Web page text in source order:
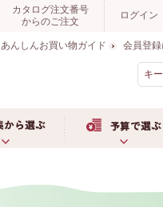
カタログ注文番号
からのご注文
ログイン
あんしんお買い物ガイド 会員登